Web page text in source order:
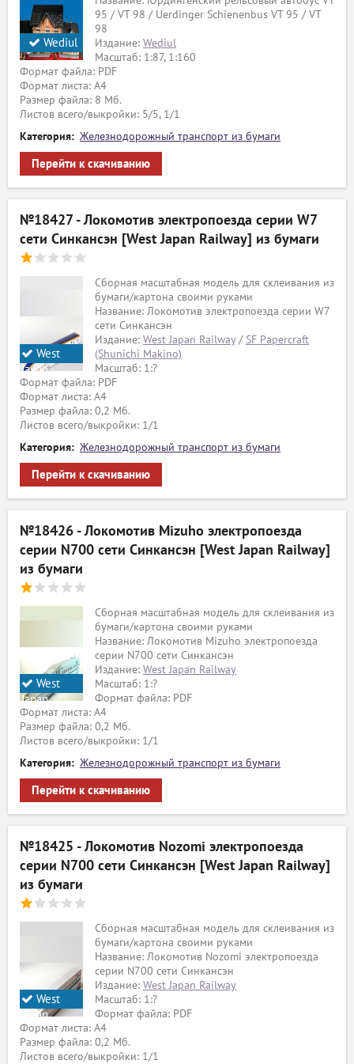
Wediul
95 / VT 98 / Uerdinger Schienenbus VT 95 / VT
98
Издание: Wediul
Масштаб: 1:87, 1:160
Формат файла: PDF
Формат листа: А4
Размер файла: 8 Мб.
Листов всего/выкройки: 5/5, 1/1
Категория: Железнодорожный транспорт из бумаги
Перейти к скачиванию
№18427 - Локомотив электропоезда серии W7
сети Синкансэн [West Japan Railway] из бумаги
West
Japan
Railway
Сборная масштабная модель для склеивания из
бумаги/картона своими руками
Название: Локомотив электропоезда серии W7
сети Синкансэн
Издание: West Japan Railway/ SF Papercraft
(Shunichi Makino)
Масштаб: 1:?
Формат файла: PDF
Формат листа: А4
Размер файла: 0,2 Мб.
Листов всего/выкройки: 1/1
Категория: Железнодорожный транспорт из бумаги
Перейти к скачиванию
№18426 - Локомотив Mizuho электропоезда
серии N700 сети Синкансэн [West Japan Railway]
из бумаги
West
Japan
Railway
Сборная масштабная модель для склеивания из
бумаги/картона своими руками
Название: Локомотив Mizuho электропоезда
серии N700 сети Синкансэн
Издание: West Japan Railway
Масштаб: 1:?
Формат файла: PDF
Формат листа: А4
Размер файла: 0,2 Мб.
Листов всего/выкройки: 1/1
Категория: Железнодорожный транспорт из бумаги
Перейти к скачиванию
№18425 - Локомотив Nozomi электропоезда
серии N700 сети Синкансэн [West Japan Railway]
из бумаги
West
Japan
Railway
Сборная масштабная модель для склеивания из
бумаги/картона своими руками
Название: Локомотив Nozomi электропоезда
серии N700 сети Синкансэн
Издание: West Japan Railway
Масштаб: 1:?
Формат файла: PDF
Формат листа: А4
Размер файла: 0,2 Мб.
Листов всего/выкройки: 1/1